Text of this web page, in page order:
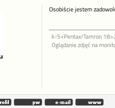
Osobiście jestem
k-5+Pentax/Tamron
Oglądanie zdjęć na